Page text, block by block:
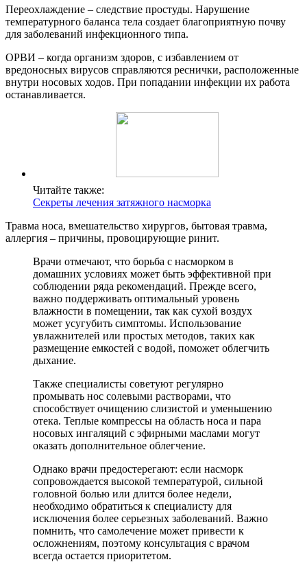
Переохлаждение – следствие простуды. Нарушение
температурного баланса тела создает благоприятную почву
для заболеваний инфекционного типа.
ОРВИ – когда организм здоров, с избавлением от
вредоносных вирусов справляются реснички, расположенные
внутри носовых ходов. При попадании инфекции их работа
останавливается.
Читайте также:
Секреты лечения затяжного насморка
Травма носа, вмешательство хирургов, бытовая травма,
аллергия – причины, провоцирующие ринит.
Врачи отмечают, что борьба с насморком в
домашних условиях может быть эффективной при
соблюдении ряда рекомендаций. Прежде всего,
важно поддерживать оптимальный уровень
влажности в помещении, так как сухой воздух
может усугубить симптомы. Использование
увлажнителей или простых методов, таких как
размещение емкостей с водой, поможет облегчить
дыхание.
Также специалисты советуют регулярно
промывать нос солевыми растворами, что
способствует очищению слизистой и уменьшению
отека. Теплые компрессы на область носа и пара
носовых ингаляций с эфирными маслами могут
оказать дополнительное облегчение.
Однако врачи предостерегают: если насморк
сопровождается высокой температурой, сильной
головной болью или длится более недели,
необходимо обратиться к специалисту для
исключения более серьезных заболеваний. Важно
помнить, что самолечение может привести к
осложнениям, поэтому консультация с врачом
всегда остается приоритетом.